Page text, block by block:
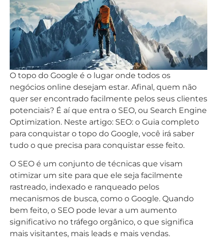
O topo do Google é o lugar onde todos os
negócios online desejam estar. Afinal, quem não
quer ser encontrado facilmente pelos seus clientes
potenciais? É aí que entra o SEO, ou Search Engine
Optimization. Neste artigo: SEO: o Guia completo
para conquistar o topo do Google, você irá saber
tudo o que precisa para conquistar esse feito.
O SEO é um conjunto de técnicas que visam
otimizar um site para que ele seja facilmente
rastreado, indexado e ranqueado pelos
mecanismos de busca, como o Google. Quando
bem feito, o SEO pode levar a um aumento
significativo no tráfego orgânico, o que significa
mais visitantes, mais leads e mais vendas.